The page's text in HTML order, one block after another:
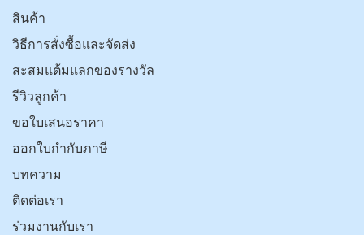
สินค้า
วิธีการสั่งซื้อและจัดส่ง
สะสมแต้มแลกของรางวัล
รีวิวลูกค้า
ขอใบเสนอราคา
ออกใบกำกับภาษี
บทความ
ติดต่อเรา
ร่วมงานกับเรา